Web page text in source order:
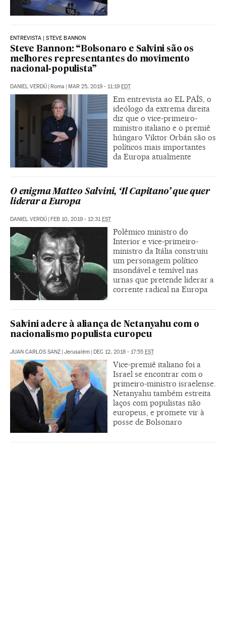
ENTREVISTA | STEVE BANNON
Steve Bannon: “Bolsonaro e Salvini são os
melhores representantes do movimento
nacional-populista”
DANIEL VERDÚ | Roma | MAR 25, 2019 - 11:19 EDT
Em entrevista ao EL PAÍS, o
ideólogo da extrema direita
diz que o vice-primeiro-
ministro italiano e o premiê
húngaro Viktor Orbán são os
políticos mais importantes
da Europa atualmente
O enigma Matteo Salvini, ‘Il Capitano’ que quer
liderar a Europa
DANIEL VERDÚ | FEB 10, 2019 - 12:31EST
Polêmico ministro do
Interior e vice-primeiro-
ministro da Itália construiu
um personagem político
insondável e temível nas
urnas que pretende liderar a
corrente radical na Europa
Salvini adere à aliança de Netanyahu com o
nacionalismo populista europeu
JUAN CARLOS SANZ | Jerusalém | DEC 12, 2018 - 17:55 EST
Vice-premiê italiano foi a
Israel se encontrar com o
primeiro-ministro israelense.
Netanyahu também estreita
laços com populistas não
europeus, e promete vir à
posse de Bolsonaro